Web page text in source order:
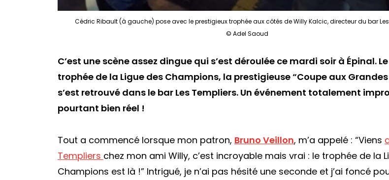
Cédric Ribault (à gauche) pose avec le prestigieux trophée aux côtés de Willy Kalcic, directeur du bar
© Adel Saoud
C’est une scène assez dingue qui s’est déroulée ce mardi soir à Épinal.
trophée de la Ligue des Champions, la prestigieuse “Coupe aux Grandes
s’est retrouvé dans le bar Les Templiers. Un événement totalement
pourtant bien réel !
Tout a commencé lorsque mon patron, Bruno Veillon, m’a appelé : “Viens
Templiers chez mon ami Willy, c’est incroyable mais vrai : le trophée de la
Champions est là !” Intrigué, je n’ai pas hésité une seconde et j’ai foncé